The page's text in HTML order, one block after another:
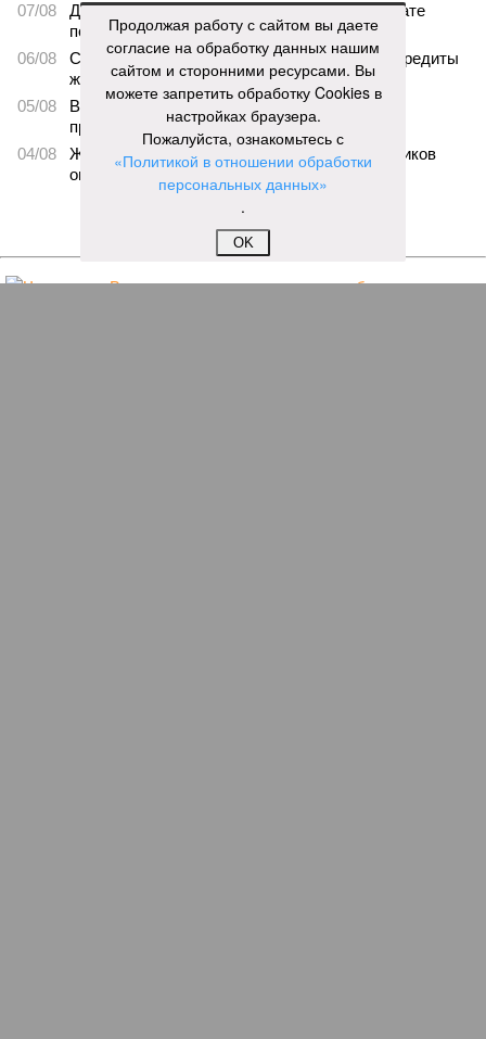
07/08
Два предприятия выплатили долги по зарплате
после вмешательства прокуратуры
06/08
Суд аннулировал ошибочно оформленные кредиты
жителя Чебоксар
05/08
В Чебоксарах снесут 46 строений рядом с
проблемной «Кувшинкой»
04/08
Житель Екатеринбурга по указанию мошенников
ограбил квартиру в Чебоксарах
ЕЩЕ НОВОСТИ
Продолжая работу с сайтом вы даете
согласие на обработку данных нашим
сайтом и сторонними ресурсами. Вы
можете запретить обработку Cookies в
настройках браузера.
Пожалуйста, ознакомьтесь с
«Политикой в отношении обработки
персональных данных»
.
OK